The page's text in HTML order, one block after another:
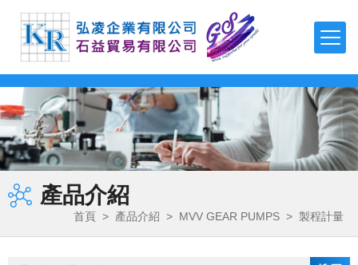
最新消息
公司簡介
產品介紹
µPOL™嵌入式DC-DC轉換器
吸波材 / 磁性片
透明導電薄膜
電容器
電感器
EMC對策產品
TDK-LAMBDA
可編程直流電源(CVCC)
高壓電源
EMC濾波器
簡易恆流控制電源
AC-DC雙/多輸出電源
AC-DC單輸出電源
FMI PUMPS
泵頭
泵頭驅動模組
高精度計量系統
OEM 泵/ 雙步進泵
控制器 / 馬達控制板
特殊泵浦 / 點滴器
FOT PUMPS
磁力驅動齒輪泵
旋轉葉片泵
磁力驅動旋轉葉片泵
計量控制系統
磁力驅動齒輪泵馬達裝置
電磁閥泵
MVV GEAR PUMPS
聚氨酯-製程應用
製程計量
化學應用
超微量加工泵浦
熱熔膠–雙出口端
丙烯酸（壓克力）解決方案
FLUIMAC PUMPS
FDA 等級氣動隔膜泵
氣動雙隔膜泵浦
多功能測漏儀
電子調控計量泵浦
TEONEX Q83
APTIV 2000 Series
APTIV 2100 Series
磁性流體
羧基磁珠
二氧化矽磁珠
鏈親和素磁珠
氨基磁珠
產品介紹
首頁 > 產品介紹 > MVV GEAR PUMPS > 製程計量